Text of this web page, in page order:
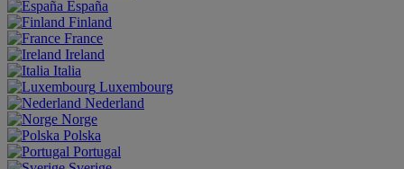
España
Finland
France
Ireland
Italia
Luxembourg
Nederland
Norge
Polska
Portugal